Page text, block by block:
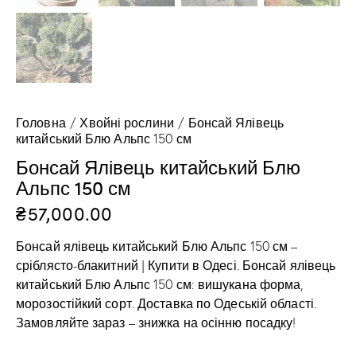
Головна Хвойні рослини
Бонсай Ялівець
китайський Блю Альпс 150 см
Бонсай Ялівець китайський Блю
Альпс 150 см
₴57,000.00
Бонсай ялівець китайський Блю Альпс 150 см –
сріблясто-блакитний | Купити в Одесі. Бонсай ялівець
китайський Блю Альпс 150 см: вишукана форма,
морозостійкий сорт. Доставка по Одеській області.
Замовляйте зараз – знижка на осінню посадку!